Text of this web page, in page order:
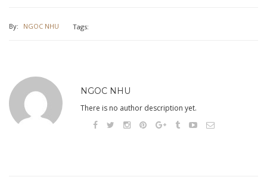
By: NGOC NHU Tags:
NGOC NHU
There is no author description yet.